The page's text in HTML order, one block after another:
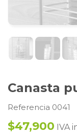
Canasta
Referencia 0041
$47,900 IVA